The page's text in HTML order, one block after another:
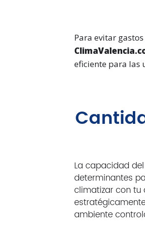
Para evitar
eficiente para las
La capacidad
determinantes
climatizar con tu
ambiente